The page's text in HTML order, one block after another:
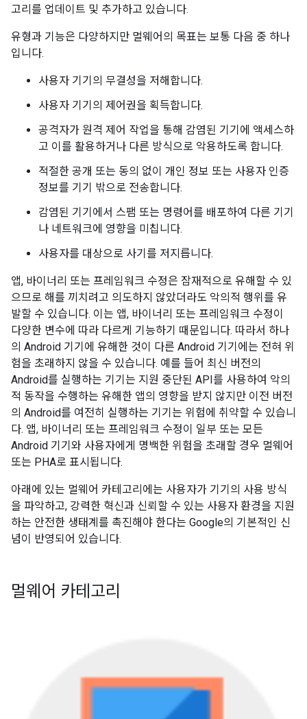
고리를 업데이트 및 추가하고 있습니다.
유형과 기능은 다양하지만 멀웨어의 목표는 보통 다음 중 하나
입니다.
사용자 기기의 무결성을 저해합니다.
사용자 기기의 제어권을 획득합니다.
공격자가 원격 제어 작업을 통해 감염된 기기에 액세스하
고 이를 활용하거나 다른 방식으로 악용하도록 합니다.
적절한 공개 또는 동의 없이 개인 정보 또는 사용자 인증
정보를 기기 밖으로 전송합니다.
감염된 기기에서 스팸 또는 명령어를 배포하여 다른 기기
나 네트워크에 영향을 미칩니다.
사용자를 대상으로 사기를 저지릅니다.
앱, 바이너리 또는 프레임워크 수정은 잠재적으로 유해할 수 있
으므로 해를 끼치려고 의도하지 않았더라도 악의적 행위를 유
발할 수 있습니다. 이는 앱, 바이너리 또는 프레임워크 수정이
다양한 변수에 따라 다르게 기능하기 때문입니다. 따라서 하나
의 Android 기기에 유해한 것이 다른 Android 기기에는 전혀 위
험을 초래하지 않을 수 있습니다. 예를 들어 최신 버전의
Android를 실행하는 기기는 지원 중단된 API를 사용하여 악의
적 동작을 수행하는 유해한 앱의 영향을 받지 않지만 이전 버전
의 Android를 여전히 실행하는 기기는 위험에 취약할 수 있습니
다. 앱, 바이너리 또는 프레임워크 수정이 일부 또는 모든
Android 기기와 사용자에게 명백한 위험을 초래할 경우 멀웨어
또는 PHA로 표시됩니다.
아래에 있는 멀웨어 카테고리에는 사용자가 기기의 사용 방식
을 파악하고, 강력한 혁신과 신뢰할 수 있는 사용자 환경을 지원
하는 안전한 생태계를 촉진해야 한다는 Google의 기본적인 신
념이 반영되어 있습니다.
멀웨어 카테고리